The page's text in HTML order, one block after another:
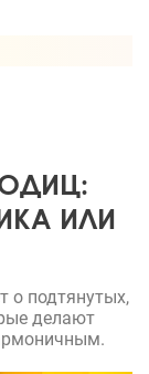
ИЛИ
о подтянутых,
делают